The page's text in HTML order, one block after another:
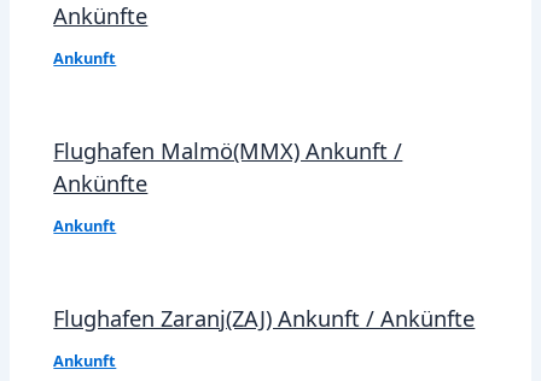
Ankünfte
Ankunft
Flughafen Malmö(MMX) Ankunft /
Ankünfte
Ankunft
Flughafen Zaranj(ZAJ) Ankunft / Ankünfte
Ankunft